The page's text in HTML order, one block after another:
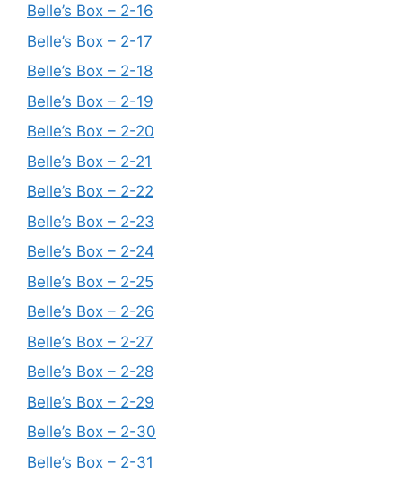
Belle’s Box – 2-16
Belle’s Box – 2-17
Belle’s Box – 2-18
Belle’s Box – 2-19
Belle’s Box – 2-20
Belle’s Box – 2-21
Belle’s Box – 2-22
Belle’s Box – 2-23
Belle’s Box – 2-24
Belle’s Box – 2-25
Belle’s Box – 2-26
Belle’s Box – 2-27
Belle’s Box – 2-28
Belle’s Box – 2-29
Belle’s Box – 2-30
Belle’s Box – 2-31